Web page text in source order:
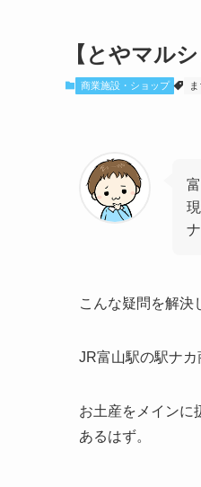
【とやマル
商業施設・ショップ
こんな疑問を解決
JR富山駅の駅ナカ
お土産をメインに
あるはず。